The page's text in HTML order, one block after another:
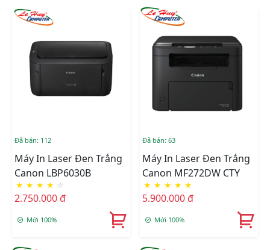
Đã bán: 112
Máy In Laser Đen Trắng
Canon LBP6030B
★ ★ ★ ★ ☆
2.750.000 đ
Mới 100%
Đã bán: 63
Máy In Laser Đen Trắng
Canon MF272DW CTY
★ ★ ★ ★ ★
5.900.000 đ
Mới 100%